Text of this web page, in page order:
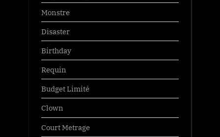
Monstre
Disaster
Birthday
Requin
Budget Limité
Clown
Court Metrage